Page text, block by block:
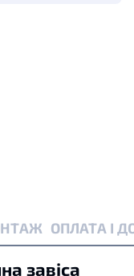
ОПЛАТА І
завіса